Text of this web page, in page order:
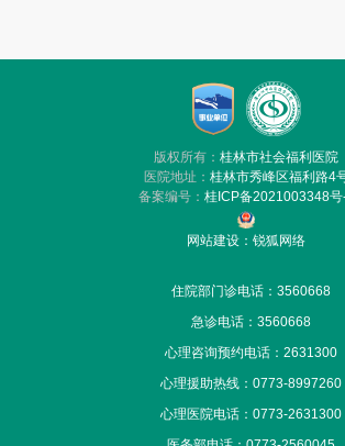
版权所有： 桂林市社会福利医院
医院地址： 桂林市秀峰区福利路4
备案编号： 桂ICP备2021003348号
网站建设 ： 锐狐网络
住院部门诊电话：3560668
急诊电话： 3560668
心理咨询预约电话：2631300
心理援助热线：0773-8997260
心理医院电话：0773-2631300